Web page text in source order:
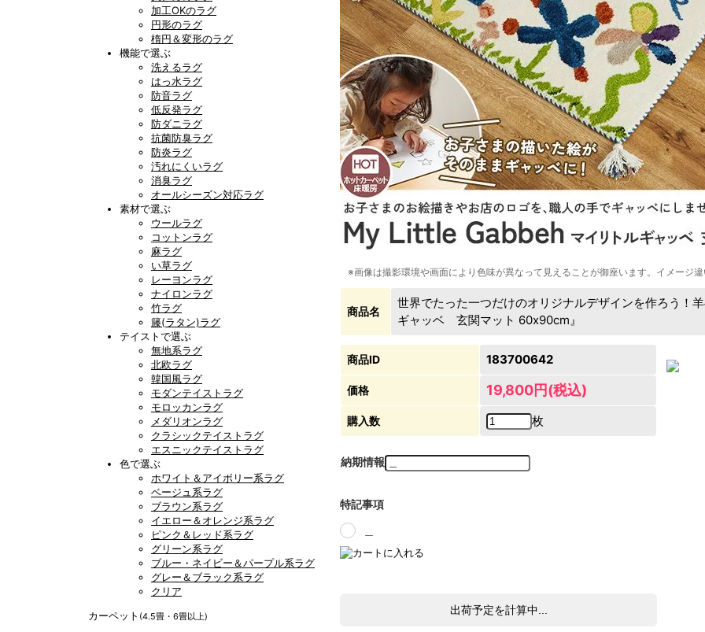
加工OKのラグ
円形のラグ
楕円＆変形のラグ
機能で選ぶ
洗えるラグ
はっ水ラグ
防音ラグ
低反発ラグ
防ダニラグ
抗菌防臭ラグ
防炎ラグ
汚れにくいラグ
消臭ラグ
オールシーズン対応ラグ
素材で選ぶ
ウールラグ
コットンラグ
麻ラグ
い草ラグ
レーヨンラグ
ナイロンラグ
竹ラグ
籐(ラタン)ラグ
テイストで選ぶ
無地系ラグ
北欧ラグ
韓国風ラグ
モダンテイストラグ
モロッカンラグ
メダリオンラグ
クラシックテイストラグ
エスニックテイストラグ
色で選ぶ
ホワイト＆アイボリー系ラグ
ベージュ系ラグ
ブラウン系ラグ
イエロー＆オレンジ系ラグ
ピンク＆レッド系ラグ
グリーン系ラグ
ブルー・ネイビー＆パープル系ラグ
グレー＆ブラック系ラグ
クリア
カーペット (4.5畳・6畳以上)
※画像は撮影環境や画面により色味が異なって見えることが御座います。イメージ
商品名
世界でたった一つだけのオリジナルデザインを作ろう！
ギャッベ 玄関マット 60x90cm』
商品ID 183700642
価格 19,800円(税込)
購入数 枚
納期情報
特記事項
出荷予定を計算中...